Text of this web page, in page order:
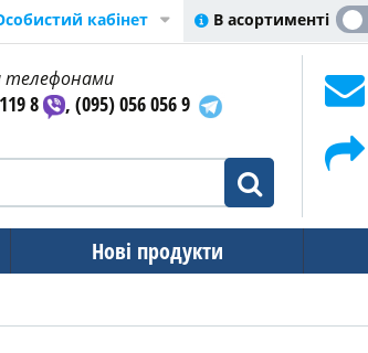
В асортименті
ТАК
кабінет
телефонами
8 , (095) 056 056 9
Нові продукти